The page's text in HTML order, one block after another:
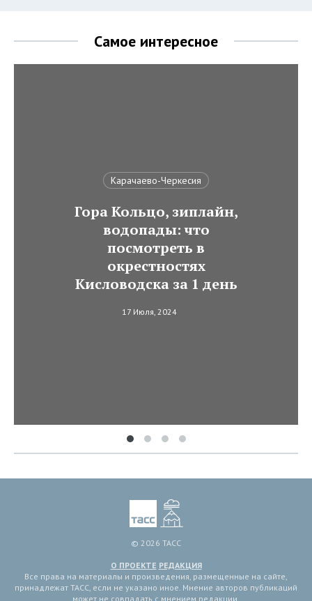
Самое интересное
Карачаево-Черкесия
Гора Кольцо, зиплайн,
водопады: что
посмотреть в
окрестностях
Кисловодска за 1 день
17 Июля, 2024
© 2026 ТАСС
О ПРОЕКТЕ РЕДАКЦИЯ
Все права на материалы и произведения, размещенные на сайте,
принадлежат ТАСС, если не указано иное. Мнение авторов публикаций
может не совпадать с мнением редакции.